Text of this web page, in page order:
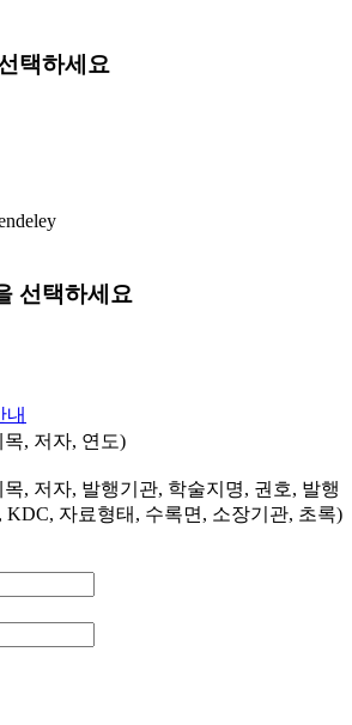
택하세요
선택하세요
내
, 저자, 연도)
, 저자, 발행기관, 학술지명, 권호, 발행
KDC, 자료형태, 수록면, 소장기관, 초록)